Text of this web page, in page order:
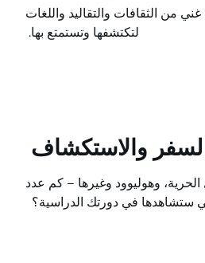
غني من الثقافات والتقاليد واللغات
لتكتشفها وتستمتع بها.
السفر والاستكشاف
الحرية، وهوليوود وغيرها – كم عدد
ستشاهدها في دورتك الدراسية؟